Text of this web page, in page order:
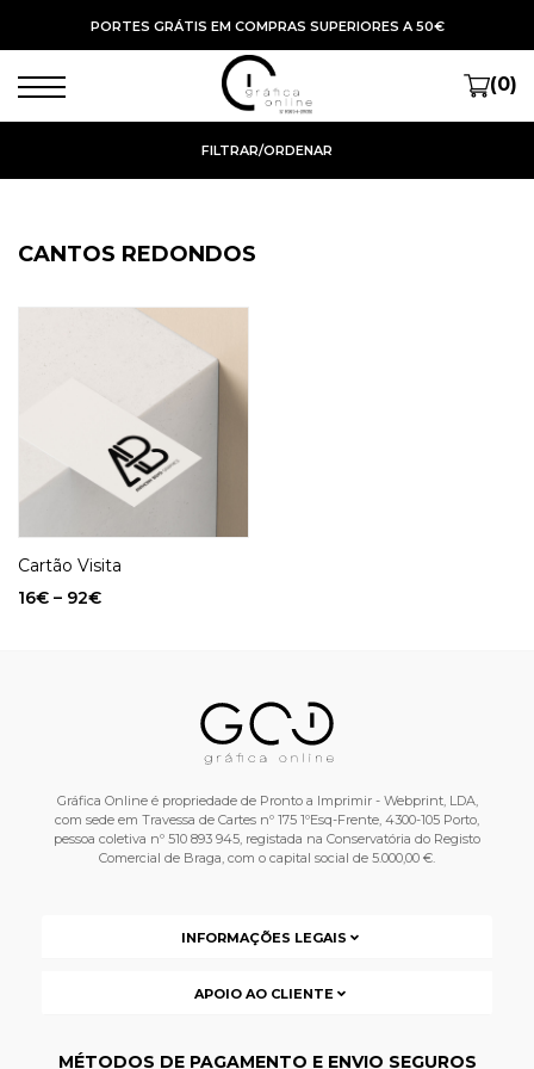
PORTES GRÁTIS EM COMPRAS SUPERIORES A 50€
(0)
FILTRAR/ORDENAR
CANTOS REDONDOS
Cartão Visita
16€ – 92€
Gráfica Online é propriedade de Pronto a Imprimir - Webprint, LDA,
com sede em Travessa de Cartes nº 175 1ºEsq-Frente, 4300-105 Porto,
pessoa coletiva nº 510 893 945, registada na Conservatória do Registo
Comercial de Braga, com o capital social de 5.000,00 €.
INFORMAÇÕES LEGAIS
APOIO AO CLIENTE
MÉTODOS DE PAGAMENTO E ENVIO SEGUROS